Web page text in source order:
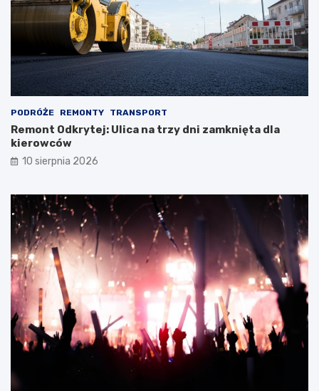
PODRÓŻE REMONTY TRANSPORT
Remont Odkrytej: Ulica na trzy dni zamknięta dla
kierowców
10 sierpnia 2026